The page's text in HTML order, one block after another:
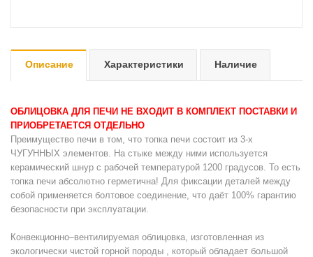
Описание Характеристики Наличие
ОБЛИЦОВКА ДЛЯ ПЕЧИ НЕ ВХОДИТ В КОМПЛЕКТ ПОСТАВКИ И
ПРИОБРЕТАЕТСЯ ОТДЕЛЬНО
Преимущество печи в том, что топка печи состоит из 3-х
ЧУГУННЫХ элементов. На стыке между ними используется
керамический шнур с рабочей температурой 1200 градусов. То есть
топка печи абсолютно герметична! Для фиксации деталей между
собой применяется болтовое соединение, что даёт 100% гарантию
безопасности при эксплуатации.
Конвекционно–вентилируемая облицовка, изготовленная из
экологически чистой горной породы , который обладает большой